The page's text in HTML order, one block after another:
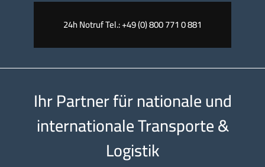
24h Notruf Tel.: +49 (0) 800 771 0 881
Ihr Partner für nationale und
internationale Transporte &
Logistik